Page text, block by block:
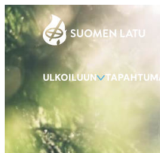
Siirry
suoraan
sisältöön
Suomen Latu
ULKOILUUN